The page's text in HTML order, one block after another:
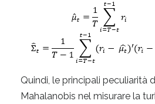
Quindi, le principali peculiarità
Mahalanobis nel misurare la